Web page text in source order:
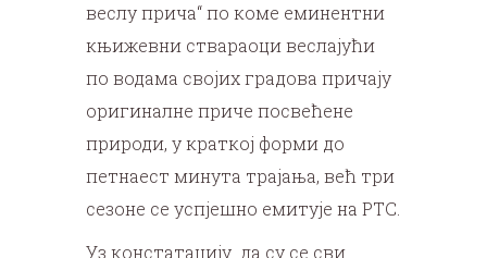
веслу прича“ по коме еминентни
књижевни ствараоци веслајући
по водама својих градова причају
оригиналне приче посвећене
природи, у краткој форми до
петнаест минута трајања, већ три
сезоне се успјешно емитује на РТС.
Уз констатацију да су се сви